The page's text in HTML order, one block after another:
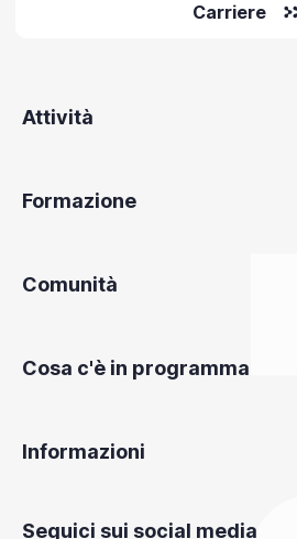
Carriere
Attività
Formazione
Comunità
Cosa c'è in programma
Informazioni
Seguici sui social media